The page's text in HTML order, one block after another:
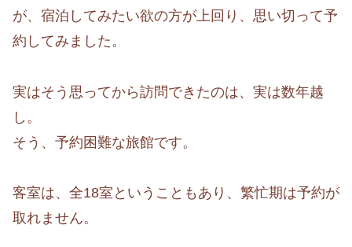
が、宿泊してみたい欲の方が上回り、思い切って予
約してみました。
実はそう思ってから訪問できたのは、実は数年越
し。
そう、予約困難な旅館です。
客室は、全18室ということもあり、繁忙期は予約が
取れません。